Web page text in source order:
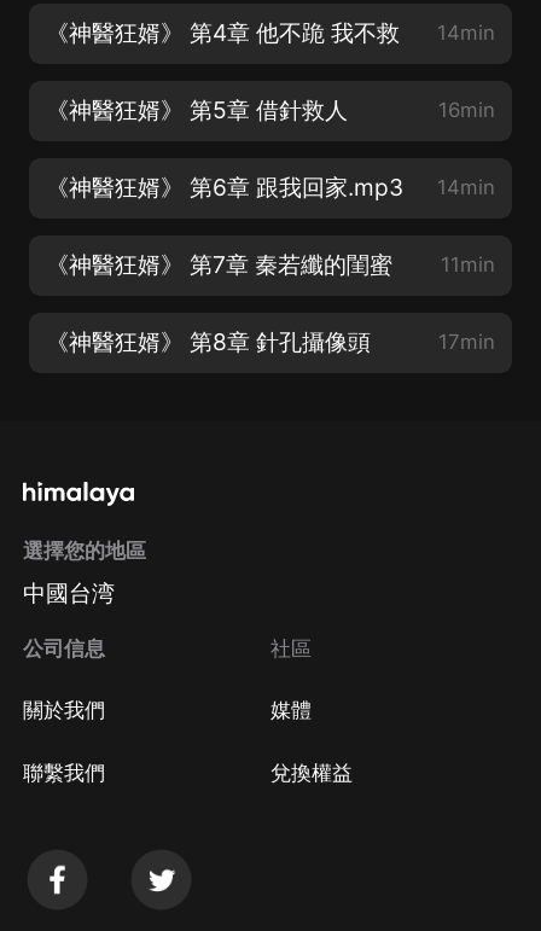
《神醫狂婿》 第4章 他不跪 我不救 14min
《神醫狂婿》 第5章 借針救人 16min
《神醫狂婿》 第6章 跟我回家.mp3 14min
《神醫狂婿》 第7章 秦若纖的閨蜜 11min
《神醫狂婿》 第8章 針孔攝像頭 17min
選擇您的地區
中國台湾
公司信息
關於我們
聯繫我們
社區
媒體
兌換權益